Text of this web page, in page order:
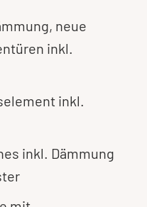
neue
inkl.
inkl.
inkl. Dämmung